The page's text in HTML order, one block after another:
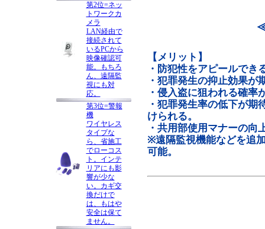
第2位=ネッ
トワークカ
メラ
LAN経由で
接続されて
いるPCから
映像確認可
能。もちろ
ん、遠隔監
視にも対
応。
第3位=警報
機
ワイヤレス
タイプな
ら、省施工
でローコス
ト。インテ
リアにも影
響が少な
い。カギ交
換だけで
は、もはや
安全は保て
ません。
【メリット】
・防犯性をアピールでき
・犯罪発生の抑止効果が
・侵入盗に狙われる確率
・犯罪発生率の低下が期
けられる。
・共用部使用マナーの向
※遠隔監視機能などを追
可能。